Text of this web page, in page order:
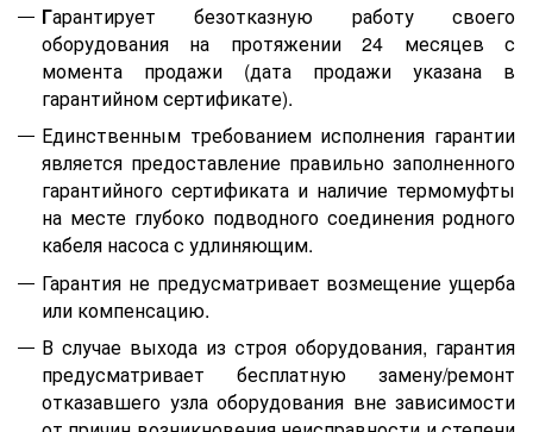
Гарантирует безотказную работу своего
оборудования на протяжении 24 месяцев с
момента продажи (дата продажи указана в
гарантийном сертификате).
Единственным требованием исполнения гарантии
является предоставление правильно заполненного
гарантийного сертификата и наличие термомуфты
на месте глубоко подводного соединения родного
кабеля насоса с удлиняющим.
Гарантия не предусматривает возмещение ущерба
или компенсацию.
В случае выхода из строя оборудования, гарантия
предусматривает бесплатную замену/ремонт
отказавшего узла оборудования вне зависимости